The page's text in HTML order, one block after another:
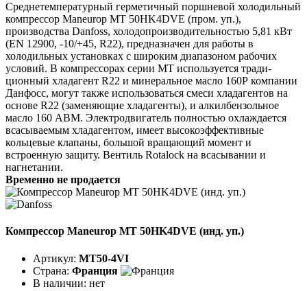
Среднетемпературный герметичный поршневой холодильный
компрессор Maneurop MT 50HK4DVE (пром. уп.),
производства Danfoss, холодопроизводительностью 5,81 кВт
(EN 12900, -10/+45, R22), предназначен для работы в
холодильных установках с широким диапазоном рабочих
условий. В компрессорах серии МТ используется тради-
ционный хладагент R22 и минеральное масло 160Р компании
Данфосс, могут также использоваться смеси хладагентов на
основе R22 (заменяющие хладагенты), и алкилбензольное
масло 160 АВМ. Электродвигатель полностью охлаждается
всасываемым хладагентом, имеет высокоэффективные
кольцевые клапаны, большой вращающий момент и
встроенную защиту. Вентиль Rotalock на всасывании и
нагнетании.
Временно не продается
Компрессор Maneurop MT 50HK4DVE (инд. уп.)
Артикул: MT50-4VI
Страна: Франция
В наличии: нет